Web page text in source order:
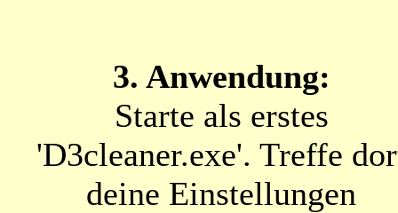
3. Anwendung:
Starte als erstes
'D3cleaner.exe'. Treffe
deine Einstellungen